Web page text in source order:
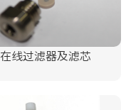
在线过滤器及滤芯